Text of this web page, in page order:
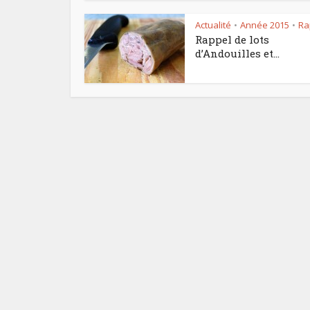
Actualité • Année 2015 •
Rappel de lots
d’Andouilles et...